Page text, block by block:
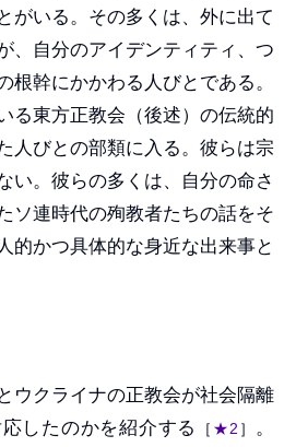
がいる。その多くは、外に出て
、自分のアイデンティティ、つ
根幹にかかわる人びとである。
る東方正教会（後述）の伝統的
人びとの部類に入る。彼らは宗
い。彼らの多くは、自分の命さ
ソ連時代の殉教者たちの話をそ
的かつ具体的な身近な出来事と
ウクライナの正教会が社会隔離
したのかを紹介する
［ ★2 ］ 。